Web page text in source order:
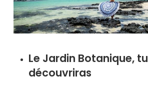
Le Jardin Botanique, tu
découvriras